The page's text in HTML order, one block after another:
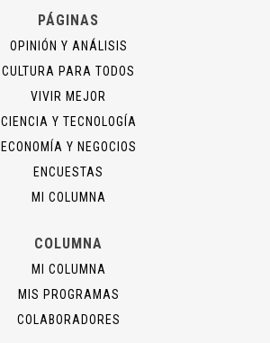
PÁGINAS
OPINIÓN Y ANÁLISIS
CULTURA PARA TODOS
VIVIR MEJOR
CIENCIA Y TECNOLOGÍA
ECONOMÍA Y NEGOCIOS
ENCUESTAS
MI COLUMNA
COLUMNA
MI COLUMNA
MIS PROGRAMAS
COLABORADORES